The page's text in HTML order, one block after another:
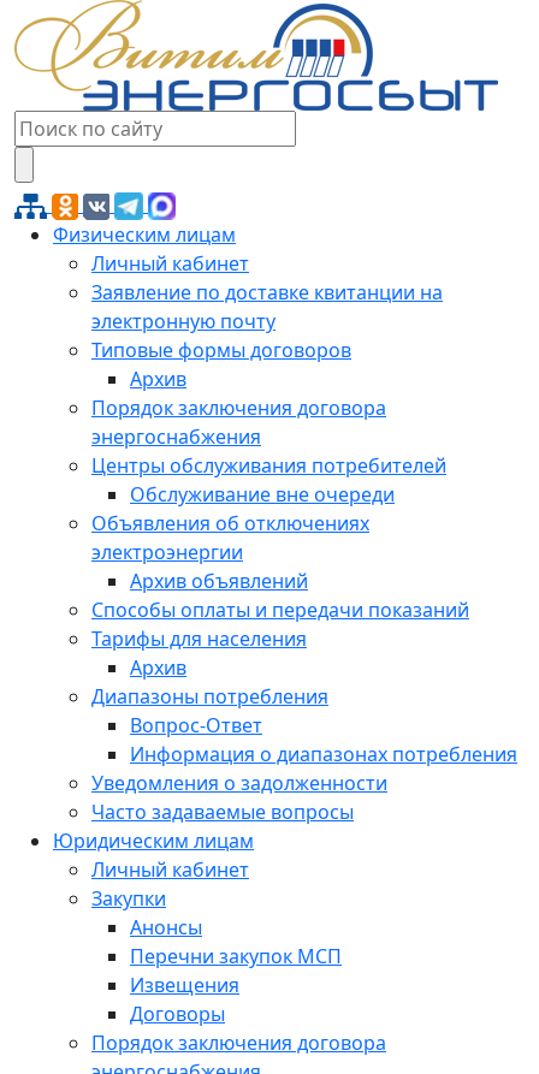
Физическим лицам
Личный кабинет
Заявление по доставке квитанции на
электронную почту
Типовые формы договоров
Архив
Порядок заключения договора
энергоснабжения
Центры обслуживания потребителей
Обслуживание вне очереди
Объявления об отключениях
электроэнергии
Архив объявлений
Способы оплаты и передачи показаний
Тарифы для населения
Архив
Диапазоны потребления
Вопрос-Ответ
Информация о диапазонах потребления
Уведомления о задолженности
Часто задаваемые вопросы
Юридическим лицам
Личный кабинет
Закупки
Анонсы
Перечни закупок МСП
Извещения
Договоры
Порядок заключения договора